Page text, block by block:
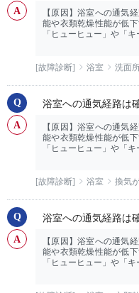
【原因】浴室への通気
能や衣類乾燥性能が低
「ヒューヒュー」や「
[故障診断] 浴室 洗面
浴室への通気経路は
【原因】浴室への通気
能や衣類乾燥性能が低
「ヒューヒュー」や「
[故障診断] 浴室 換気
浴室への通気経路は
【原因】浴室への通気
能や衣類乾燥性能が低
「ヒューヒュー」や「